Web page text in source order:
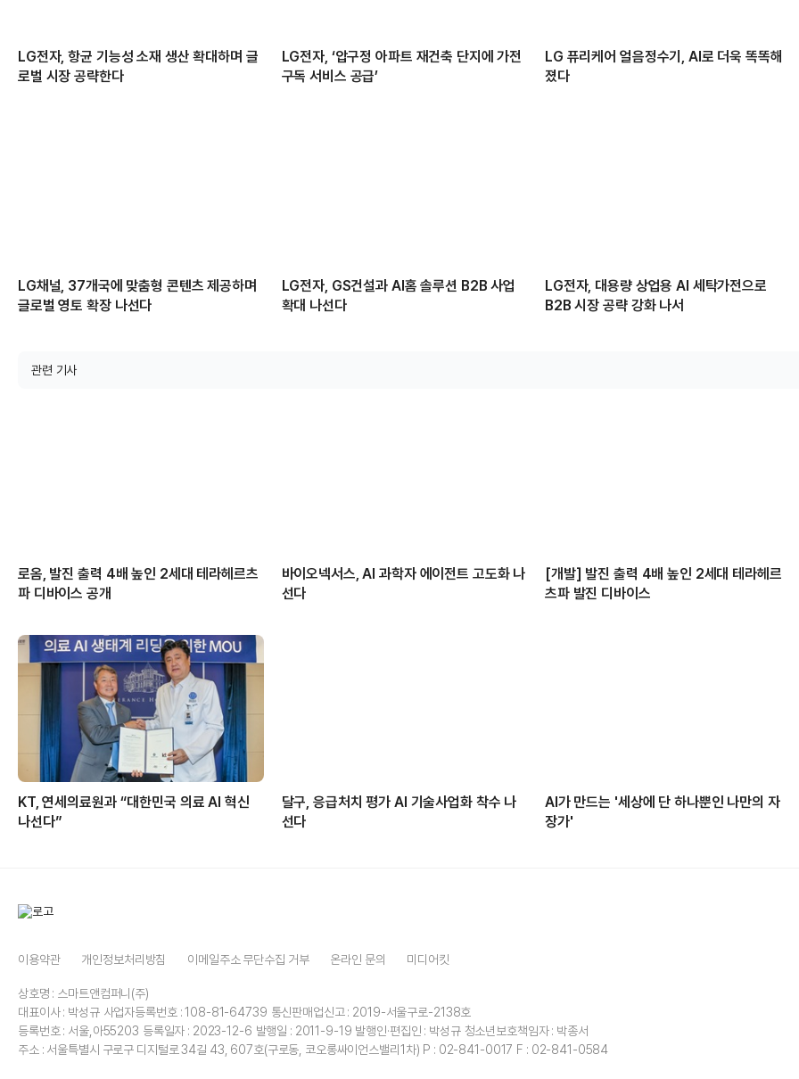
LG전자, 항균 기능성 소재 생산 확대하며 글
로벌 시장 공략한다
LG전자, ‘압구정 아파트 재건축 단지에 가전
구독 서비스 공급’
LG 퓨리케어 얼음정수기, AI로 더욱 똑똑해
졌다
LG채널, 37개국에 맞춤형 콘텐츠 제공하며
글로벌 영토 확장 나선다
LG전자, GS건설과 AI홈 솔루션 B2B 사업
확대 나선다
LG전자, 대용량 상업용 AI 세탁가전으로
B2B 시장 공략 강화 나서
관련 기사
로옴, 발진 출력 4배 높인 2세대 테라헤르츠
파 디바이스 공개
바이오넥서스, AI 과학자 에이전트 고도화 나
선다
[개발] 발진 출력 4배 높인 2세대 테라헤르
츠파 발진 디바이스
KT, 연세의료원과 “대한민국 의료 AI 혁신
나선다”
달구, 응급처치 평가 AI 기술사업화 착수 나
선다
AI가 만드는 '세상에 단 하나뿐인 나만의 자
장가'
이용약관 개인정보처리방침 이메일주소 무단수집 거부 온라인 문의 미디어킷
상호명 : 스마트앤컴퍼니(주)
대표이사 : 박성규 사업자등록번호 : 108-81-64739 통신판매업신고 : 2019-서울구로-2138호
등록번호 : 서울,아55203 등록일자 : 2023-12-6 발행일 : 2011-9-19 발행인·편집인 : 박성규 청소년보호책임자 : 박종서
주소 : 서울특별시 구로구 디지털로 34길 43, 607호(구로동, 코오롱싸이언스밸리1차) P : 02-841-0017 F : 02-841-0584